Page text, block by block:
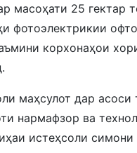
масоҳати 25 гектар
фотоэлектрикии
корхонаҳои
маҳсулот дар
нармафзор ва
истеҳсоли